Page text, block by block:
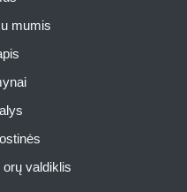
mumis
valdiklis